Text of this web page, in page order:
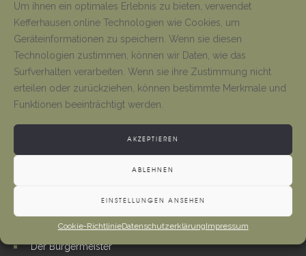
Um ihnen ein optimales Erlebnis zu bieten, verwendet
Kefferhausen.online Technologien wie Cookies, um
Geräteinformationen zu speichern. Wenn sie diesen
Technologien zustimmen, können wir Daten, wie das
Surfverhalten verarbeiten. Wenn sie ihre Zustimmung nicht
erteilen oder zurückziehen, können bestimmte Merkmale und
Funktionen beeinträchtigt werden.
AKZEPTIEREN
ABLEHNEN
EINSTELLUNGEN ANSEHEN
Cookie-RichtlinieDatenschutzerklärungImpressum
Mehr
WEITERE LINKS
Der Bürgermeister